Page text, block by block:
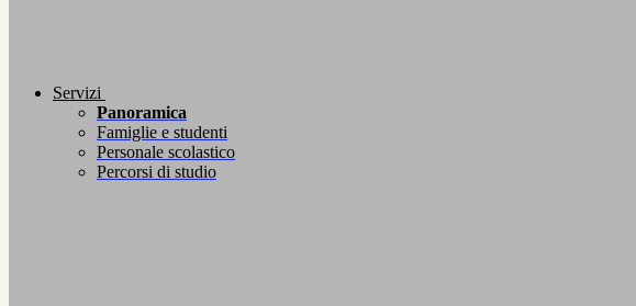
Servizi
Panoramica
Famiglie e studenti
Personale scolastico
Percorsi di studio